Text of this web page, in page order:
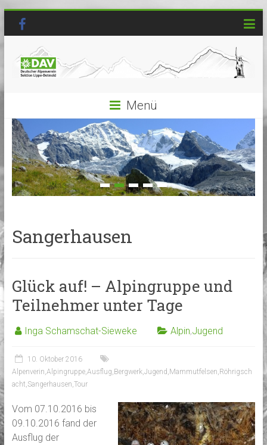
Menü
Sangerhausen
Glück auf! – Alpingruppe und
Teilnehmer unter Tage
Inga Schamschat-Sieweke Alpin,Jugend
10. Oktober 2016
Alpenverin Alpingruppe, Ausflug Bergwerk, Jugend Mammutfelsen Röhrigsch
acht Sangerhausen Tour
Vom 07.10.2016 bis
09.10.2016 fand der
Ausflug der